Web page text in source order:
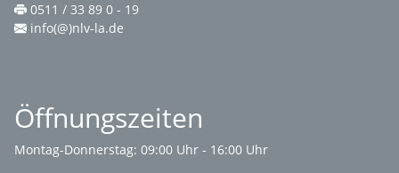
0511 / 33 89 0 - 19
info(@)nlv-la.de
Öffnungszeiten
Montag-Donnerstag: 09:00 Uhr - 16:00 Uhr